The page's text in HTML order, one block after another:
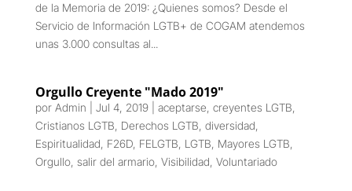
de la Memoria de 2019: ¿Quienes somos? Desde el
Servicio de Información LGTB+ de COGAM atendemos
unas 3.000 consultas al...
Orgullo Creyente "Mado 2019"
por Admin Jul 4, 2019| aceptarse creyentes LGTB
Cristianos LGTB Derechos LGTB diversidad
Espiritualidad F26D, FELGTB LGTB Mayores LGTB
Orgullo, salir del armario, Visibilidad Voluntariado